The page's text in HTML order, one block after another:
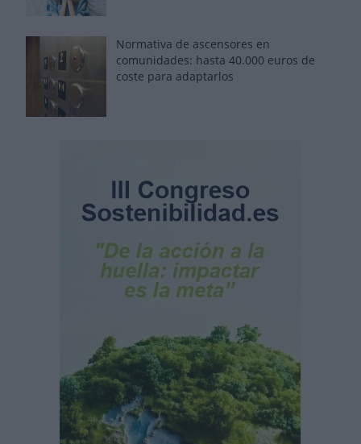
Normativa de ascensores en
comunidades: hasta 40.000 euros de
coste para adaptarlos